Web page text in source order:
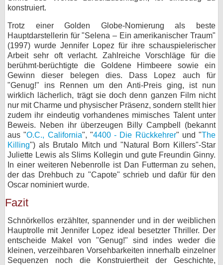
konstruiert.
Trotz einer Golden Globe-Nomierung als beste
Hauptdarstellerin für "Selena – Ein amerikanischer Traum"
(1997) wurde Jennifer Lopez für ihre schauspielerischer
Arbeit sehr oft verlacht. Zahlreiche Vorschläge für die
berühmt-berüchtigte die Goldene Himbeere sowie ein
Gewinn dieser belegen dies. Dass Lopez auch für
"Genug!" ins Rennen um den Anti-Preis ging, ist nun
wirklich lächerlich, trägt sie doch denn ganzen Film nicht
nur mit Charme und physischer Präsenz, sondern stellt hier
zudem ihr eindeutig vorhandenes mimisches Talent unter
Beweis. Neben ihr überzeugen Billy Campbell (bekannt
aus "O.C., California", "4400 - Die Rückkehrer" und "The
Killing") als Brutalo Mitch und "Natural Born Killers"-Star
Juliette Lewis als Slims Kollegin und gute Freundin Ginny.
In einer weiteren Nebenrolle ist Dan Futterman zu sehen,
der das Drehbuch zu "Capote" schrieb und dafür für den
Oscar nominiert wurde.
Fazit
Schnörkellos erzählter, spannender und in der weiblichen
Hauptrolle mit Jennifer Lopez ideal besetzter Thriller. Der
entscheide Makel von "Genug!" sind indes weder die
kleinen, verzeihbaren Vorsehbarkeiten innerhalb einzelner
Sequenzen noch die Konstruiertheit der Geschichte,